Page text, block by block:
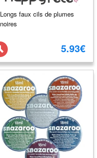
Longs faux cils de plumes
noires
5.93€